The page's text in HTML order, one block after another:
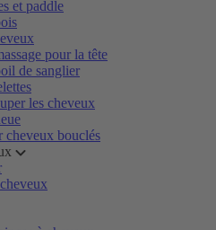
et paddle
pour la tête
de sanglier
les cheveux
cheveux bouclés